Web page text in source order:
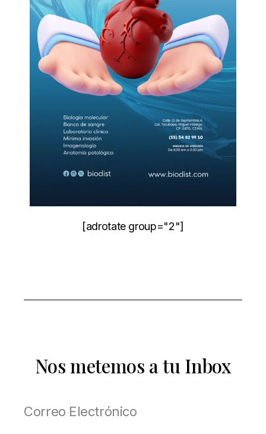
[adrotate group="2"]
Nos metemos a tu Inbox